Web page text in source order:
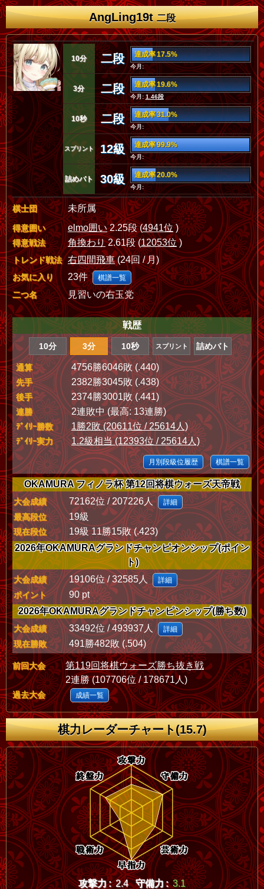
AngLing19t二段
10分 二段 達成率 17.5%
今月:
3分 二段 達成率 19.6%
今月:1.46段
10秒 二段 達成率 31.0%
今月:
スプリント 12級 達成率 99.9%
今月:
詰めバト 30級 達成率 20.0%
今月:
棋士団 未所属
得意囲い elmo囲い2.25段 (4941位)
得意戦法 角換わり2.61段 (12053位)
トレンド戦法 右四間飛車(24回 / 月)
お気に入り 23件 棋譜一覧
二つ名 見習いの右玉党
戦歴
10分 3分 10秒 スプリント 詰めバト
通算 4756勝6046敗 (.440)
先手 2382勝3045敗 (.438)
後手 2374勝3001敗 (.441)
連勝 2連敗中 (最高: 13連勝)
ﾃﾞｲﾘｰ勝数 1勝2敗 (20611位 / 25614人)
ﾃﾞｲﾘｰ実力 1.2級相当 (12393位 / 25614人)
月別段級位履歴 棋譜一覧
OKAMURA フィノラ杯 第12回将棋ウォーズ天帝戦
大会成績 72162位 / 207226人 詳細
最高段位 19級
現在段位
19級 11勝15敗 (.423)
2026年OKAMURAグランドチャンピオンシップ(ポイン
ト)
大会成績 19106位 / 32585人 詳細
ポイント
90 pt
2026年OKAMURAグランドチャンピンシップ(勝ち数)
大会成績 33492位 / 493937人 詳細
現在勝敗 491勝482敗 (.504)
前回大会
第119回将棋ウォーズ勝ち抜き戦
2連勝 (107706位 / 178671人)
過去大会 成績一覧
棋力レーダーチャート(15.7)
攻撃力 : 2.4 守備力 : 3.1